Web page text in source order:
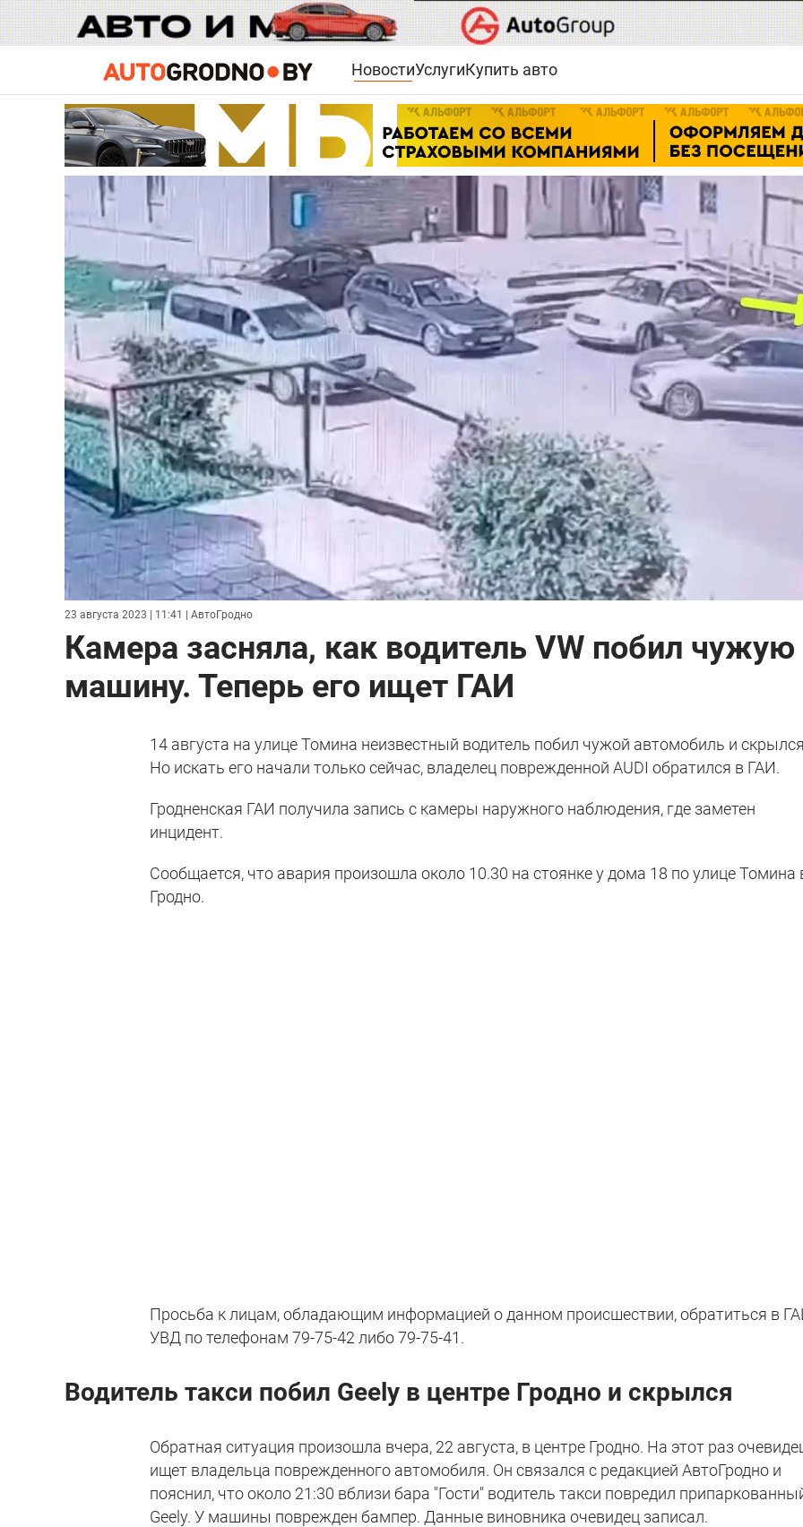
НовостиУслугиКупить авто
23 августа 2023 | 11:41 | АвтоГродно
Камера засняла, как водитель VW побил чужую
машину. Теперь его ищет ГАИ
14 августа на улице Томина неизвестный водитель побил чужой автомобиль и
Но искать его начали только сейчас, владелец поврежденной AUDI обратился в ГАИ.
Гродненская ГАИ получила запись с камеры наружного наблюдения, где заметен
инцидент.
Сообщается, что авария произошла около 10.30 на стоянке у дома 18 по улице Томина
Гродно.
Просьба к лицам, обладающим информацией о данном происшествии, обратиться в
УВД по телефонам 79-75-42 либо 79-75-41.
Водитель такси побил Geely в центре Гродно и скрылся
Обратная ситуация произошла вчера, 22 августа, в центре Гродно. На этот раз
ищет владельца поврежденного автомобиля. Он связался с редакцией АвтоГродно и
пояснил, что около 21:30 вблизи бара "Гости" водитель такси повредил
Geely. У машины поврежден бампер. Данные виновника очевидец записал.